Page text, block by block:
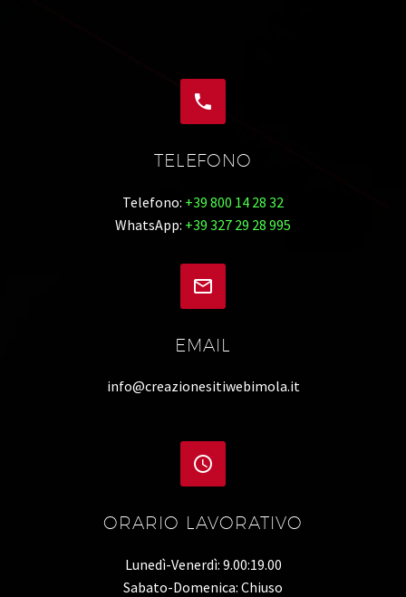


TELEFONO
Telefono: +39 800 14 28 32
WhatsApp: +39 327 29 28 995


EMAIL
info@creazionesitiwebimola.it


ORARIO LAVORATIVO
Lunedì-Venerdì: 9.00:19.00
Sabato-Domenica: Chiuso